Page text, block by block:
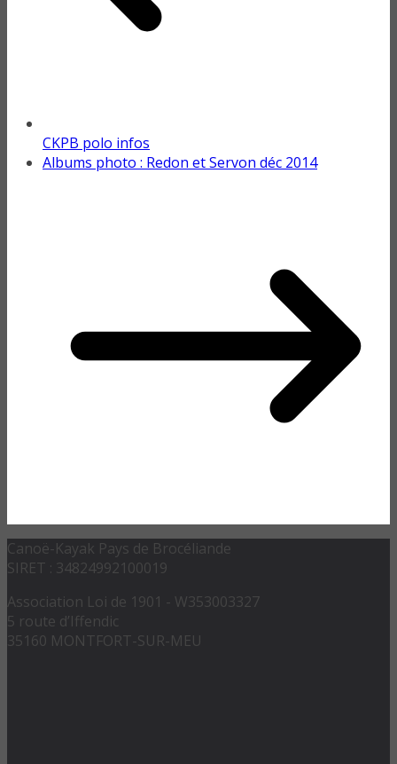
CKPB polo infos
Albums photo : Redon et Servon déc 2014
Canoë-Kayak Pays de Brocéliande
SIRET : 34824992100019
Association Loi de 1901 - W353003327
5 route d’Iffendic
35160 MONTFORT-SUR-MEU